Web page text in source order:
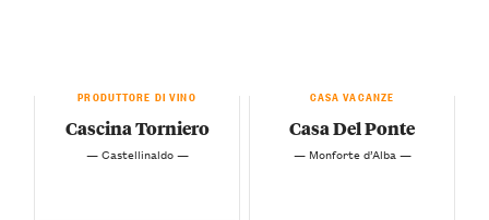
PRODUTTORE DI VINO
Cascina Torniero
— Castellinaldo —
CASA VACANZE
Casa Del Ponte
— Monforte d’Alba —